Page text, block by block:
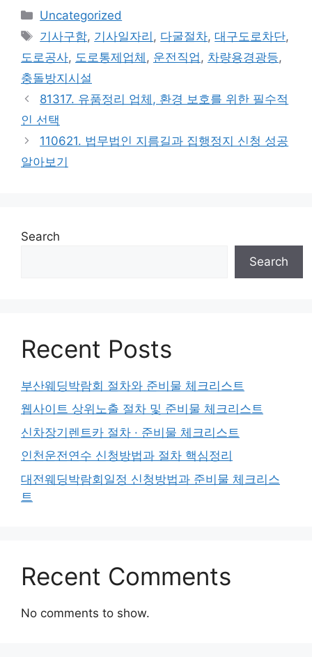
Categories
Uncategorized
Tags
기사구함, 기사일자리 , 다굴절차,대구도로차단,
도로공사, 도로통제업체 , 운전직업 , 차량용경광등,
충돌방지시설
81317. 유품정리 업체, 환경 보호를 위한 필수적
인 선택
110621. 법무법인 지름길과 집행정지 신청 성공
알아보기
Search
Search
Recent Posts
부산웨딩박람회 절차와 준비물 체크리스트
웹사이트 상위노출 절차 및 준비물 체크리스트
신차장기렌트카 절차 · 준비물 체크리스트
인천운전연수 신청방법과 절차 핵심정리
대전웨딩박람회일정 신청방법과 준비물 체크리스
트
Recent Comments
No comments to show.